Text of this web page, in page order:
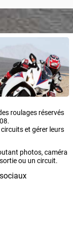
roulages réservés
et gérer leurs
photos, caméra
ou un circuit.